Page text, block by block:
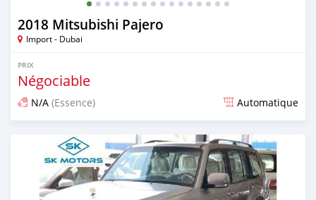
2018 Mitsubishi Pajero
Import - Dubai
PRIX
Négociable
N/A (Essence) Automatique